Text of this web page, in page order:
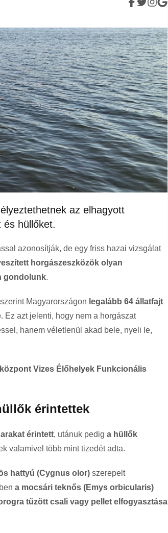
az elhagyott
és hüllőket.
azonosítják, de egy friss hazai vizsgálat
horgászeszközök olyan
gondolunk.
Magyarországon legalább 64 állatfajt
. Ez azt jelenti, hogy nem a horgászat
hanem véletlenül akad bele, nyeli le,
Vizes Élőhelyek Funkcionális
érintettek
érintett, utánuk pedig a hüllők
valamivel több mint tizedét adta.
hattyú (Cygnus olor) szerepelt
a mocsári teknős (Emys orbicularis)
tűzött csali vagy pellet elfogyasztása